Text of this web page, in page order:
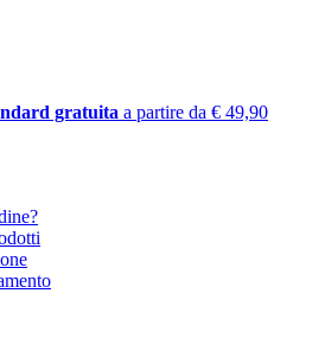
gratuita a partire da € 49,90